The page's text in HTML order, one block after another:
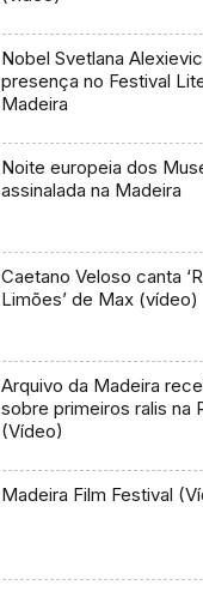
Nobel Svetlana
presença no Festival
Madeira
Noite europeia dos
assinalada na Madeira
Caetano Veloso canta
Limões’ de Max (vídeo)
Arquivo da Madeira
sobre primeiros ralis na
(Vídeo)
Madeira Film Festival